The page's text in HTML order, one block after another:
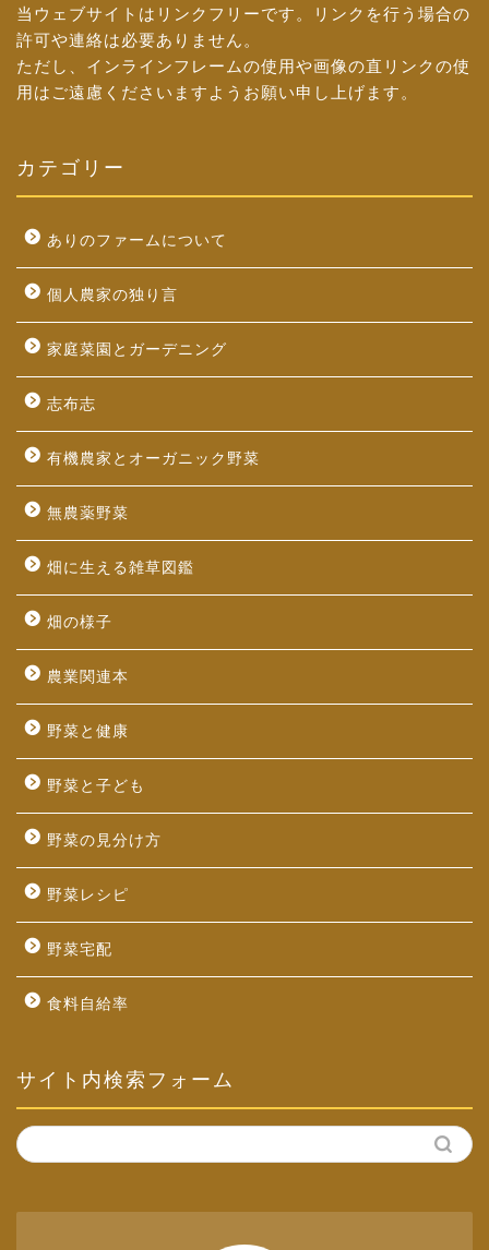
当ウェブサイトはリンクフリーです。リンクを行う場合の
許可や連絡は必要ありません。
ただし、インラインフレームの使用や画像の直リンクの使
用はご遠慮くださいますようお願い申し上げます。
カテゴリー
ありのファームについて
個人農家の独り言
家庭菜園とガーデニング
志布志
有機農家とオーガニック野菜
無農薬野菜
畑に生える雑草図鑑
畑の様子
農業関連本
野菜と健康
野菜と子ども
野菜の見分け方
野菜レシピ
野菜宅配
食料自給率
サイト内検索フォーム